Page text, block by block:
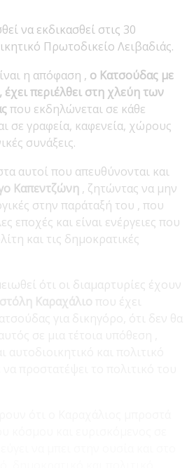
να εκδικασθεί στις 30
Πρωτοδικείο Λειβαδιάς.
η απόφαση , ο Κατσούδας με
περιέλθει στη χλεύητων
που εκδηλώνεται σε κάθε
σε γραφεία, καφενεία, χώρους
συνάξεις.
αυτοί που απευθύνονται και
Καπεντζώνη , ζητώντας να μην
στην παράταξή του , που
εποχές και είναι ενέργειες που
και τις δημοκρατικές
ότι οι διαμαρτυρίες έχουν
Καραχάλιο που έχει